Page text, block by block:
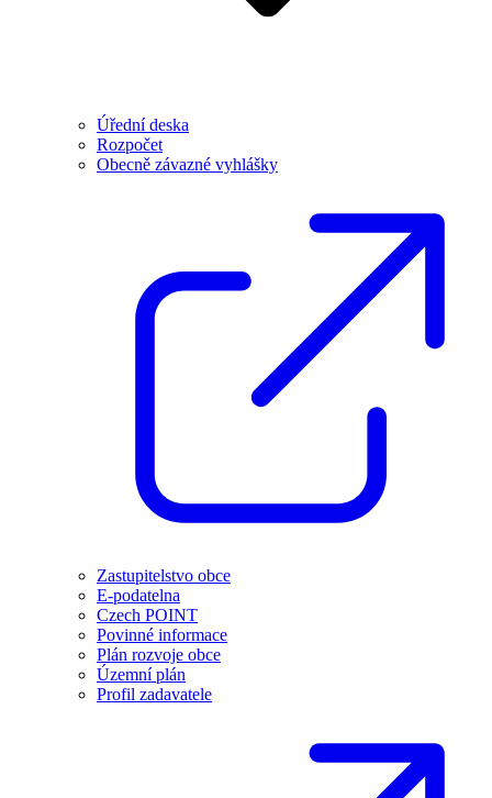
Úřední deska
Rozpočet
Obecně závazné vyhlášky
Zastupitelstvo obce
E-podatelna
Czech POINT
Povinné informace
Plán rozvoje obce
Územní plán
Profil zadavatele